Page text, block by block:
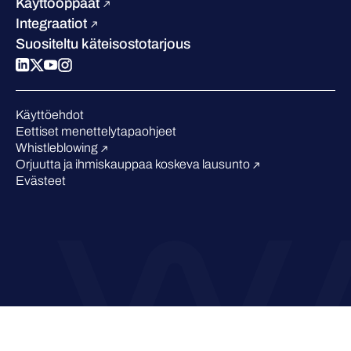
Podcastit
Tapahtumat
Webinaarit
Medialle
Käyttöoppaat
Integraatiot
Suositeltu käteisostotarjous
Käyttöehdot
Eettiset menettelytapaohjeet
Whistleblowing
Orjuutta ja ihmiskauppaa koskeva lausunto
Evästeet